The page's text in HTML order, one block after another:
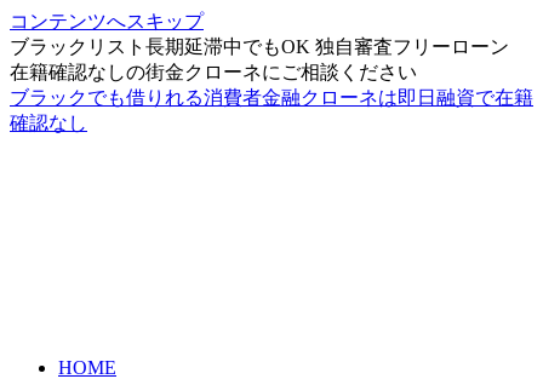
コンテンツへスキップ
ブラックリスト長期延滞中でもOK 独自審査フリーローン
在籍確認なしの街金クローネにご相談ください
ブラックでも借りれる消費者金融クローネは即日融資で在籍
確認なし
HOME